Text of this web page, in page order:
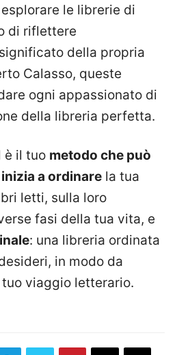
le librerie di
di riflettere
della propria
Calasso, queste
ogni appassionato di
della libreria perfetta.
è il tuo metodo che può
inizia a ordinare la tua
letti, sulla loro
fasi della tua vita, e
: una libreria ordinata
in modo da
viaggio letterario.